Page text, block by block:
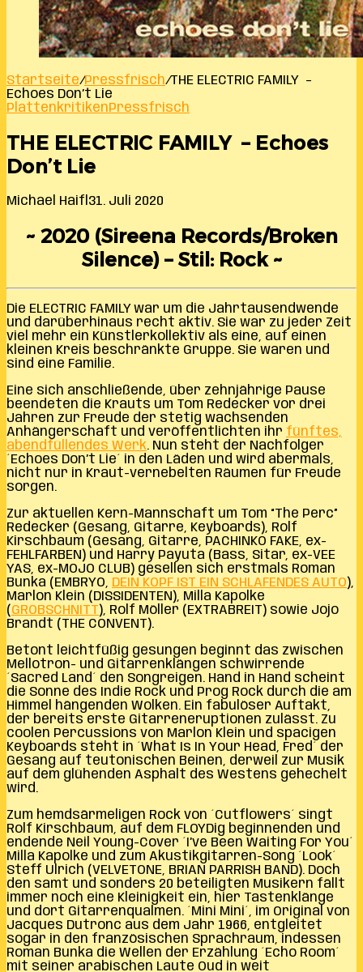
Startseite/Pressfrisch/THE ELECTRIC FAMILY –
Echoes Don’t Lie
PlattenkritikenPressfrisch
THE ELECTRIC FAMILY – Echoes
Don’t Lie
Michael Haifl 31. Juli 2020
~ 2020 (Sireena Records/Broken
Silence) – Stil: Rock ~
Die ELECTRIC FAMILY war um die Jahrtausendwende
und darüberhinaus recht aktiv. Sie war zu jeder Zeit
viel mehr ein Künstlerkollektiv als eine, auf einen
kleinen Kreis beschränkte Gruppe. Sie waren und
sind eine Familie.
Eine sich anschließende, über zehnjährige Pause
beendeten die Krauts um Tom Redecker vor drei
Jahren zur Freude der stetig wachsenden
Anhängerschaft und veröffentlichten ihr fünftes,
abendfüllendes Werk. Nun steht der Nachfolger
´Echoes Don’t Lie´ in den Läden und wird abermals,
nicht nur in Kraut-vernebelten Räumen für Freude
sorgen.
Zur aktuellen Kern-Mannschaft um Tom “The Perc”
Redecker (Gesang, Gitarre, Keyboards), Rolf
Kirschbaum (Gesang, Gitarre, PACHINKO FAKE, ex-
FEHLFARBEN) und Harry Payuta (Bass, Sitar, ex-VEE
YAS, ex-MOJO CLUB) gesellen sich erstmals Roman
Bunka (EMBRYO, DEIN KOPF IST EIN SCHLAFENDES AUTO),
Marlon Klein (DISSIDENTEN), Milla Kapolke
(GROBSCHNITT), Rolf Möller (EXTRABREIT) sowie Jojo
Brandt (THE CONVENT).
Betont leichtfüßig gesungen beginnt das zwischen
Mellotron- und Gitarrenklängen schwirrende
´Sacred Land´ den Songreigen. Hand in Hand scheint
die Sonne des Indie Rock und Prog Rock durch die am
Himmel hängenden Wolken. Ein fabulöser Auftakt,
der bereits erste Gitarreneruptionen zulässt. Zu
coolen Percussions von Marlon Klein und spacigen
Keyboards steht in ´What Is In Your Head, Fred´ der
Gesang auf teutonischen Beinen, derweil zur Musik
auf dem glühenden Asphalt des Westens gehechelt
wird.
Zum hemdsärmeligen Rock von ´Cutflowers´ singt
Rolf Kirschbaum, auf dem FLOYDig beginnenden und
endende Neil Young-Cover ´I’ve Been Waiting For You´
Milla Kapolke und zum Akustikgitarren-Song ´Look´
Steff Ulrich (VELVETONE, BRIAN PARRISH BAND). Doch
den samt und sonders 20 beteiligten Musikern fällt
immer noch eine Kleinigkeit ein, hier Tastenklänge
und dort Gitarrenqualmen. ´Mini Mini´, im Original von
Jacques Dutronc aus dem Jahr 1966, entgleitet
sogar in den französischen Sprachraum, indessen
Roman Bunka die Wellen der Erzählung ´Echo Room´
mit seiner arabischen Laute Oud in weit